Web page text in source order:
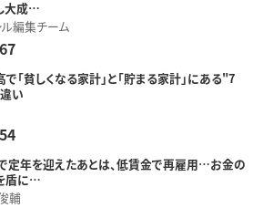
大成…
ル編集チーム
67
「貧しくなる家計」と「貯まる家計」にある"7
い
54
定年を迎えたあとは、低賃金で再雇用…お金の
盾に…
輔